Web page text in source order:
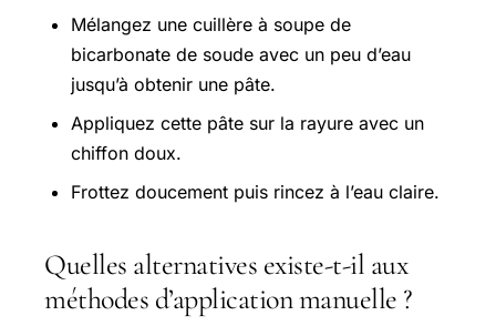
Mélangez une cuillère à soupe de
bicarbonate de soude avec un peu d’eau
jusqu’à obtenir une pâte.
Appliquez cette pâte sur la rayure avec un
chiffon doux.
Frottez doucement puis rincez à l’eau claire.
Quelles alternatives existe-t-il aux
méthodes d’application manuelle ?